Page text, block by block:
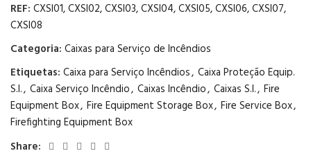
REF: CXSI01, CXSI02, CXSI03, CXSI04, CXSI05, CXSI06, CXSI07,
CXSI08
Categoria: Caixas para Serviço de Incêndios
Etiquetas: Caixa para Serviço Incêndios, Caixa Proteção Equip.
S.I., Caixa Serviço Incêndio, Caixas Incêndio, Caixas S.I., Fire
Equipment Box, Fire Equipment Storage Box, Fire Service Box,
Firefighting Equipment Box
Share: